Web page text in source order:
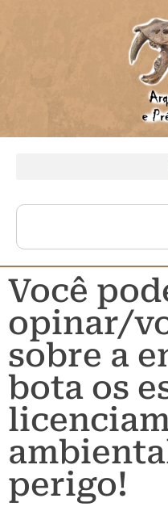
Você
opinar/
sobre a
bota os
perigo!